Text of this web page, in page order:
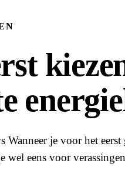
Wanneer je voor het eerst
wel eens voor